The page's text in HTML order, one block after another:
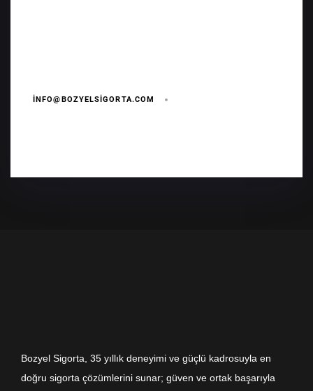
INFO@BOZYELSIGORTA.COM
Bozyel Sigorta, 35 yıllık deneyimi ve güçlü kadrosuyla en
doğru sigorta çözümlerini sunar; güven ve ortak başarıyla